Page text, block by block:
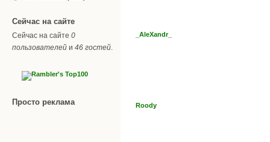
Сейчас на сайте
Сейчас на сайте 0
пользователей и 46 гостей
Просто реклама
_AleXandr_
Roody